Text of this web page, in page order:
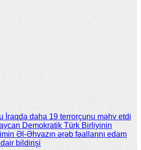
İraqda daha 19 terrorçunu məhv etdi
Demokratik Türk Birliyinin
Əl-Əhvazın ərəb fəallarını edam
bildirişi